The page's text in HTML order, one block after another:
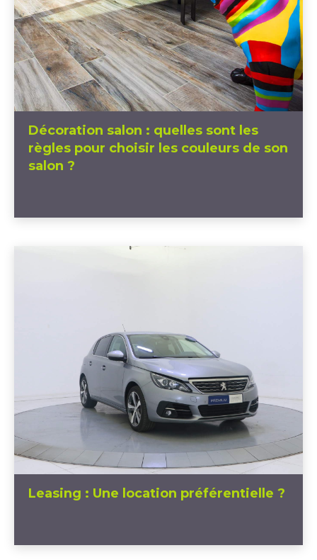
Décoration salon : quelles sont les
règles pour choisir les couleurs de son
salon ?
Leasing : Une location préférentielle ?